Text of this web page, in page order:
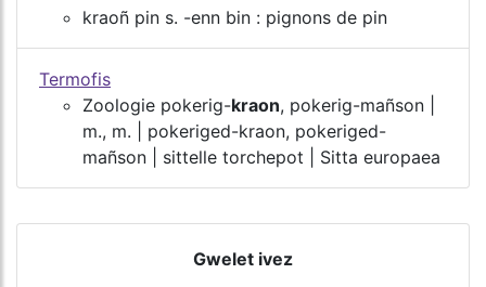
kraoñ pin s. -enn bin : pignons de pin
Termofis
Zoologie pokerig-kraon, pokerig-mañson |
m., m. | pokeriged-kraon, pokeriged-
mañson | sittelle torchepot | Sitta europaea
Gwelet ivez